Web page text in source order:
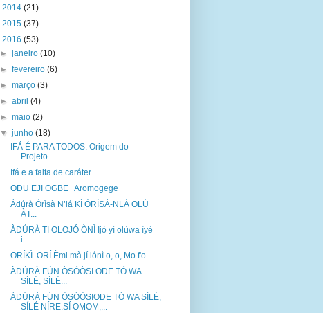
2014 (21)
2015 (37)
2016 (53)
►janeiro(10)
►fevereiro(6)
►março(3)
►abril(4)
►maio(2)
▼junho(18)
IFÁ É PARA TODOS. Origem do
Projeto....
Ifá e a falta de caráter.
ODU EJI OGBE Aromogege
Àdúrà Òrìsà N’lá KÍ ÒRÌSÀ-NLÁ OLÚ
ÀT...
ÀDÚRÀ TI OLOJÓ ÒNÌ Ijò yí olùwa ìyè
i...
ORÍKÌ ORÍ Èmi mà jí lónì o, o, Mo f'o...
ÀDÚRÀ FÚN ÒSÓÒSI ODE TÓ WA
SÍLÉ, SÍLÉ...
ÀDÚRÀ FÚN ÒSÓÒSIODE TÓ WA SÍLÉ,
SÍLÉ NÍRE.SÍ OMOM,...